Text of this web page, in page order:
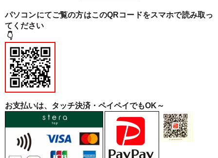
パソコンにてご覧の方はこのQRコードをスマホで読み取っ
てください
👇
お支払いは、タッチ決済・ペイペイでもOK～